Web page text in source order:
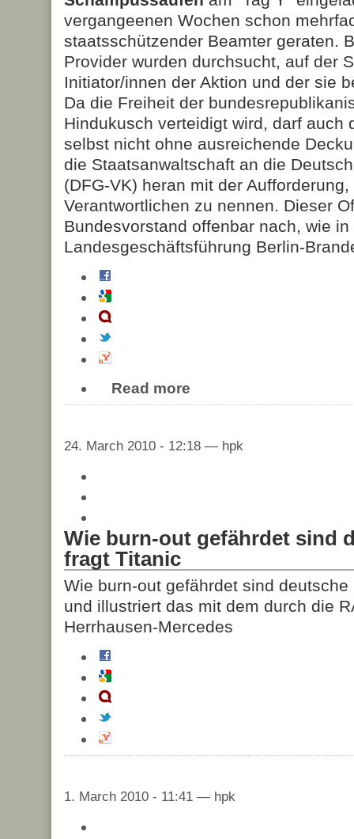
vergangeenen Wochen schon
staatsschützender Beamter geraten.
Provider wurden durchsucht, auf der
Initiator/innen der Aktion und der sie
Da die Freiheit der
Hindukusch verteidigt wird, darf auch
selbst nicht ohne ausreichende
die Staatsanwaltschaft an die
(DFG-VK) heran mit der
Verantwortlichen zu nennen. Dieser
Bundesvorstand offenbar nach, wie
Landesgeschäftsführung Berlin-
Read more
24. March 2010 - 12:18 — hpk
Wie burn-out gefährdet sind
fragt Titanic
Wie burn-out gefährdet sind
und illustriert das mit dem durch die
Herrhausen-Mercedes
1. March 2010 - 11:41 — hpk